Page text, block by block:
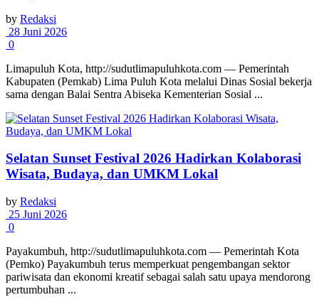
by Redaksi
28 Juni 2026
0
Limapuluh Kota, http://sudutlimapuluhkota.com — Pemerintah
Kabupaten (Pemkab) Lima Puluh Kota melalui Dinas Sosial bekerja
sama dengan Balai Sentra Abiseka Kementerian Sosial ...
Selatan Sunset Festival 2026 Hadirkan Kolaborasi
Wisata, Budaya, dan UMKM Lokal
by Redaksi
25 Juni 2026
0
Payakumbuh, http://sudutlimapuluhkota.com — Pemerintah Kota
(Pemko) Payakumbuh terus memperkuat pengembangan sektor
pariwisata dan ekonomi kreatif sebagai salah satu upaya mendorong
pertumbuhan ...